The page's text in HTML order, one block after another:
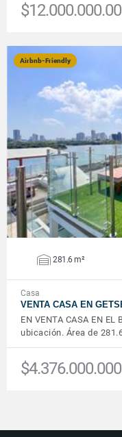
Airbnb-Friendly
281.6 m²
Casa
VENTA CASA EN
EN VENTA CASA EN
ubicación. Área de
$4.376.000.000